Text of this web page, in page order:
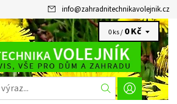
info@zahradnitechnikavolejnik.cz
0 ks / 0 Kč